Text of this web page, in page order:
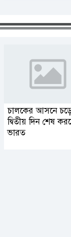
চালকের আসনে
দ্বিতীয় দিন শেষ
ভারত